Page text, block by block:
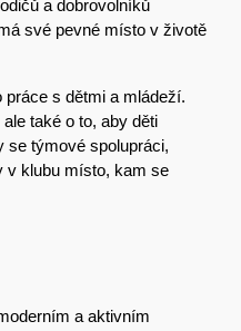
a dobrovolníků
své pevné místo v životě
práce s dětmi a mládeží.
také o to, aby děti
se týmové spolupráci,
v klubu místo, kam se
a aktivním